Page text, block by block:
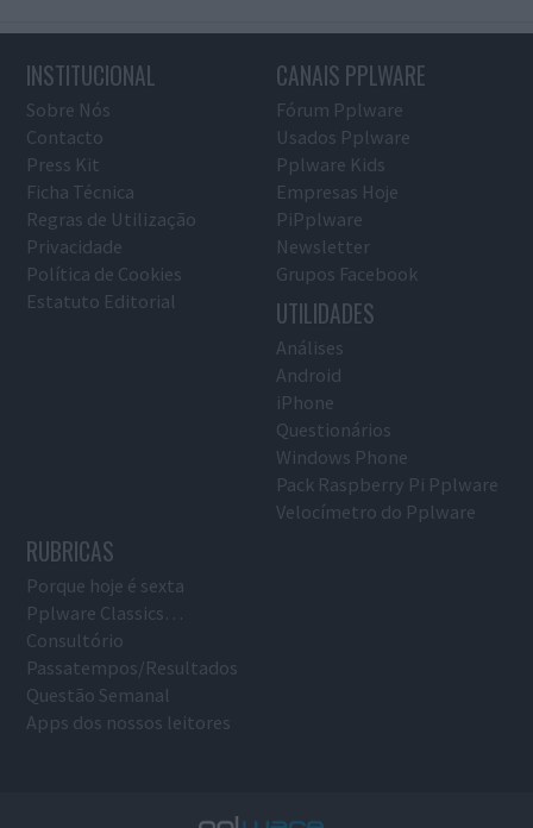
INSTITUCIONAL
Sobre Nós
Contacto
Press Kit
Ficha Técnica
Regras de Utilização
Privacidade
Política de Cookies
Estatuto Editorial
CANAIS PPLWARE
Fórum Pplware
Usados Pplware
Pplware Kids
Empresas Hoje
PiPplware
Newsletter
Grupos Facebook
UTILIDADES
Análises
Android
iPhone
Questionários
Windows Phone
Pack Raspberry Pi Pplware
Velocímetro do Pplware
RUBRICAS
Porque hoje é sexta
Pplware Classics…
Consultório
Passatempos/Resultados
Questão Semanal
Apps dos nossos leitores